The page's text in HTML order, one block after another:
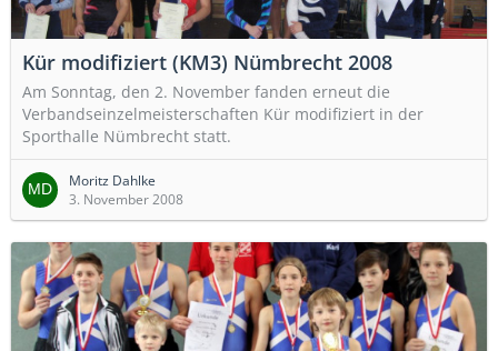
Kür modifiziert (KM3) Nümbrecht 2008
Am Sonntag, den 2. November fanden erneut die
Verbandseinzelmeisterschaften Kür modifiziert in der
Sporthalle Nümbrecht statt.
Moritz Dahlke
3. November 2008